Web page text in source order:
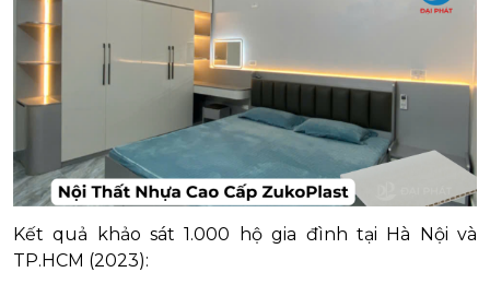
Kết quả khảo sát 1.000 hộ gia đình tại Hà Nội và
TP.HCM (2023):